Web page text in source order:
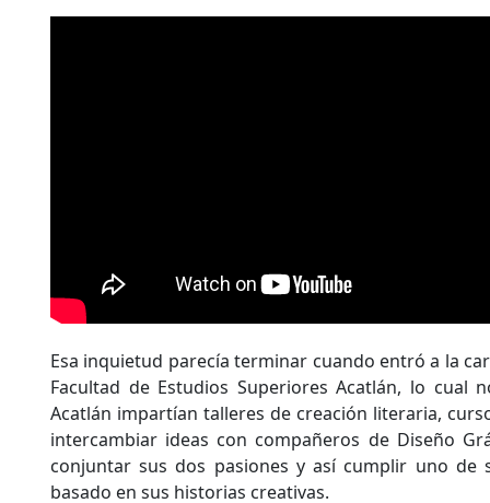
Esa inquietud parecía terminar cuando entró a la
Facultad de Estudios Superiores Acatlán, lo cual
Acatlán impartían talleres de creación literaria,
intercambiar ideas con compañeros de Diseño
conjuntar sus dos pasiones y así cumplir uno de
basado en sus historias creativas.